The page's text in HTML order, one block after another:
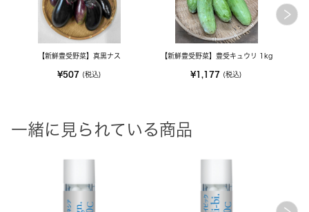
【新鮮豊受野菜】真黒ナス
¥507 (税込)
【新鮮豊受野菜】豊受キュウリ 1kg
¥1,177 (税込)
一緒に見られている商品